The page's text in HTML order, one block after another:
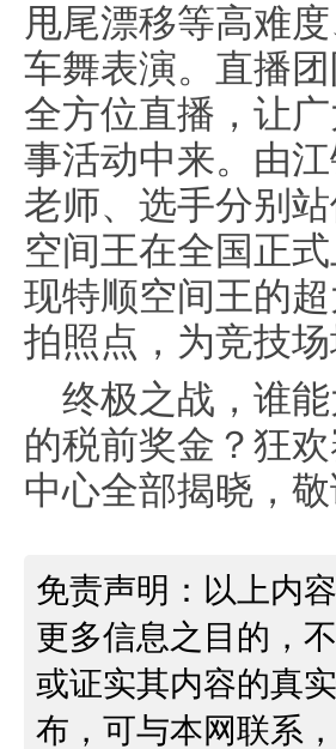
甩尾漂移等高难
车舞表演。直播
全方位直播，让
事活动中来。由
老师、选手分别
空间王在全国正
现特顺空间王的
拍照点，为竞技
终极之战，谁
的税前奖金？狂
中心全部揭晓，敬
免责声明：以上内
更多信息之目的，
或证实其内容的真
布，可与本网联系